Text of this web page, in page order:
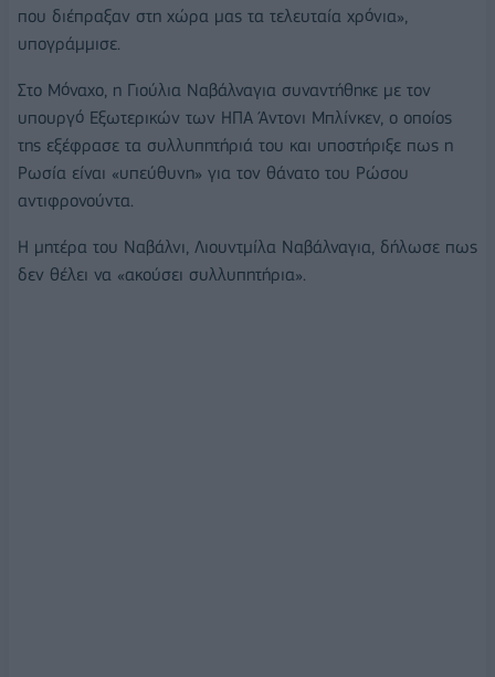
που διέπραξαν στη χώρα μας τα τελευταία χρόνια»,
υπογράμμισε.
Στο Μόναχο, η Γιούλια Ναβάλναγια συναντήθηκε με τον
υπουργό Εξωτερικών των ΗΠΑ Άντονι Μπλίνκεν, ο οποίος
της εξέφρασε τα συλλυπητήριά του και υποστήριξε πως η
Ρωσία είναι «υπεύθυνη» για τον θάνατο του Ρώσου
αντιφρονούντα.
Η μητέρα του Ναβάλνι, Λιουντμίλα Ναβάλναγια, δήλωσε πως
δεν θέλει να «ακούσει συλλυπητήρια».